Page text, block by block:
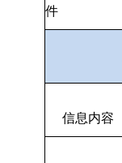
件
信息内容